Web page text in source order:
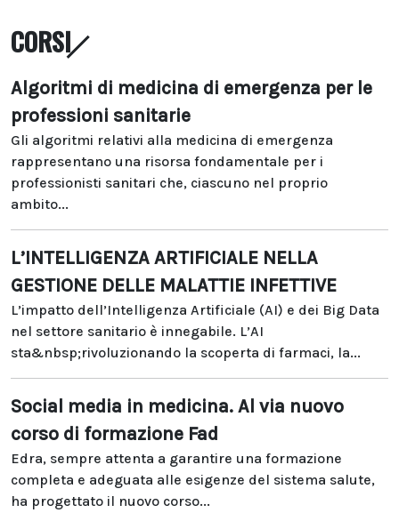
CORSI
Algoritmi di medicina di emergenza per le
professioni sanitarie
Gli algoritmi relativi alla medicina di emergenza
rappresentano una risorsa fondamentale per i
professionisti sanitari che, ciascuno nel proprio
ambito...
L’INTELLIGENZA ARTIFICIALE NELLA
GESTIONE DELLE MALATTIE INFETTIVE
L’impatto dell’Intelligenza Artificiale (AI) e dei Big Data
nel settore sanitario è innegabile. L’AI
sta&nbsp;rivoluzionando la scoperta di farmaci, la...
Social media in medicina. Al via nuovo
corso di formazione Fad
Edra, sempre attenta a garantire una formazione
completa e adeguata alle esigenze del sistema salute,
ha progettato il nuovo corso...